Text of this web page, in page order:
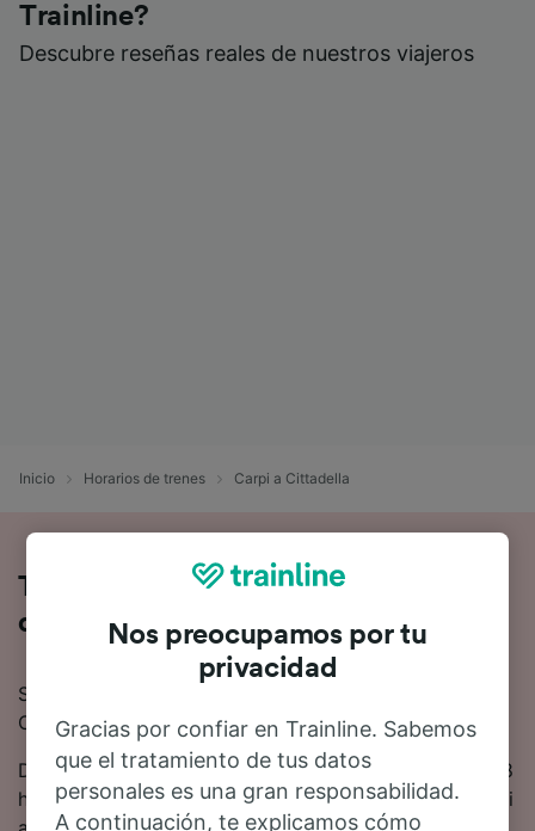
Trainline?
Descubre reseñas reales de nuestros viajeros
Inicio Horarios de trenes Carpi a Cittadella
Toda la información sobre los trenes
de Carpi a Cittadella
Si quieres saber más sobre el viaje en tren de Carpi a
Cittadella, no busques más.
De media, el viaje en tren de Carpi a Cittadella es de 8
horas 14 minutos. Hasta 3 trenes trenes salen de Carpi
Nos preocupamos por tu
privacidad
Gracias por confiar en Trainline. Sabemos
que el tratamiento de tus datos
personales es una gran responsabilidad.
A continuación, te explicamos cómo